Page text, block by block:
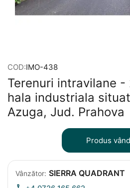
COD:IMO-438
Terenuri intravilane
hala industriala
Azuga, Jud. Prahova
Produs
Vânzător: SIERRA QUADRANT